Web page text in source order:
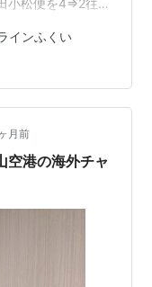
小松便を4⇒2往復
往復を維持してい
です。かつてはジ
が。 確かに小松
があり便利とは
利、便利な点
インふくい
月前
港の海外チャ